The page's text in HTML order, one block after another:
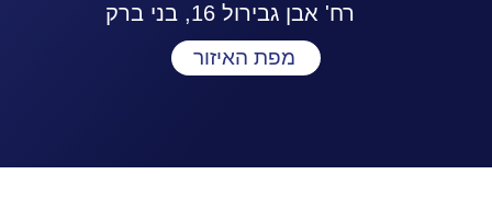
רח' אבן גבירול 16, בני ברק
מפת האיזור